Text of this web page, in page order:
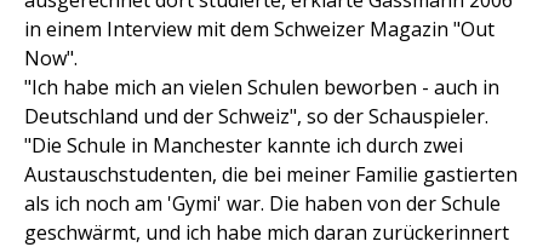
in einem Interview mit dem Schweizer Magazin "Out
Now".
"Ich habe mich an vielen Schulen beworben - auch in
Deutschland und der Schweiz", so der Schauspieler.
"Die Schule in Manchester kannte ich durch zwei
Austauschstudenten, die bei meiner Familie gastierten
als ich noch am 'Gymi' war. Die haben von der Schule
geschwärmt, und ich habe mich daran zurückerinnert